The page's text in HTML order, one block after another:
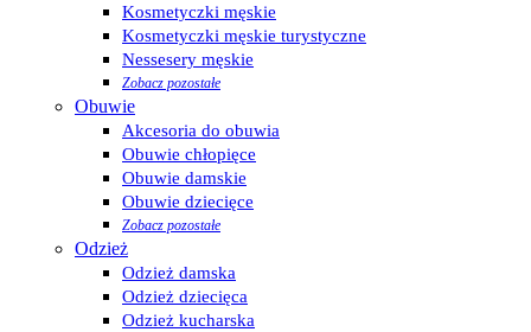
Kosmetyczki męskie
Kosmetyczki męskie turystyczne
Nessesery męskie
Zobacz pozostałe
Obuwie
Akcesoria do obuwia
Obuwie chłopięce
Obuwie damskie
Obuwie dziecięce
Zobacz pozostałe
Odzież
Odzież damska
Odzież dziecięca
Odzież kucharska